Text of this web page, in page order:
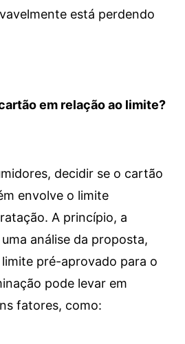
está perdendo
em relação ao limite?
decidir se o cartão
envolve o limite
A princípio, a
análise da proposta,
pré-aprovado para o
pode levar em
fatores, como: